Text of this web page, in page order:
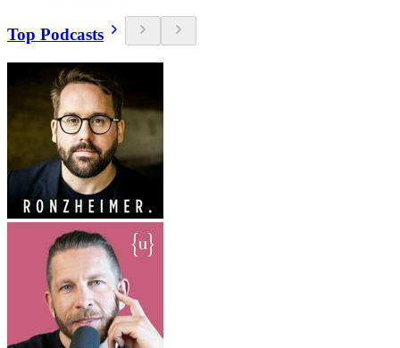
Top Podcasts